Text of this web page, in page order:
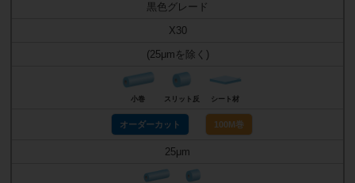
黒色グレード
X30
(25μmを除く)
小巻 スリット反 シート材
オーダーカット 100M巻
25μm